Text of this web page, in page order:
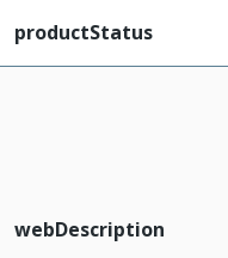
productStatus
webDescription